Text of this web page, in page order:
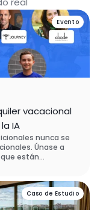
Evento
vacacional
IA
nunca se
Únase a
están
Caso de Estudio